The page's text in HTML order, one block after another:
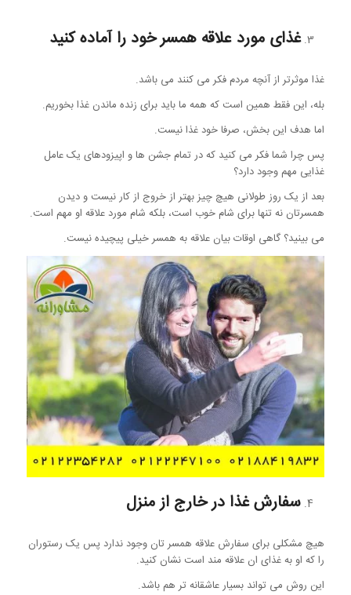
غذای مورد علاقه همسر خود را آماده کنید
غذا موثرتر از آنچه مردم فکر می کنند می باشد.
بله، این فقط همین است که همه ما باید برای زنده ماندن غذا بخوریم.
اما هدف این بخش، صرفا خود غذا نیست.
پس چرا شما فکر می کنید که در تمام جشن ها و اپیزودهای یک عامل
غذایی مهم وجود دارد؟
بعد از یک روز طولانی هیچ چیز بهتر از خروج از کار نیست و دیدن
همسرتان نه تنها برای شام خوب است، بلکه شام ​​مورد علاقه او مهم است.
می بینید؟ گاهی اوقات بیان علاقه به همسر خیلی پیچیده نیست.
سفارش غذا در خارج از منزل
هیچ مشکلی برای سفارش علاقه همسر تان وجود ندارد پس یک رستوران
را که او به غذای ان علاقه مند است نشان کنید.
این روش می تواند بسیار عاشقانه تر هم باشد.